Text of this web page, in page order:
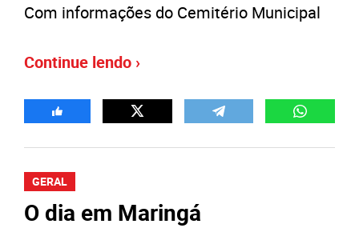
Com informações do Cemitério Municipal
Continue lendo ›
GERAL
O dia em Maringá